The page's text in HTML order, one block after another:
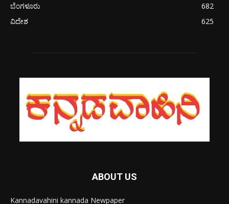
ಬೆಂಗಳೂರು
682
ವಿದೇಶ
625
ABOUT US
Kannadavahini kannada Newpaper